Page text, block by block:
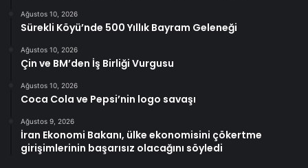
Ağustos 10, 2026
Sürekli Köyü’nde 500 Yıllık Bayram Geleneği
Ağustos 10, 2026
Çin ve BM’den İş Birliği Vurgusu
Ağustos 10, 2026
Coca Cola ve Pepsi’nin logo savaşı
Ağustos 9, 2026
İran Ekonomi Bakanı, ülke ekonomisini çökertme
girişimlerinin başarısız olacağını söyledi